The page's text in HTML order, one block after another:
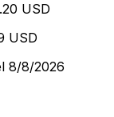
USD
USD
8/8/2026